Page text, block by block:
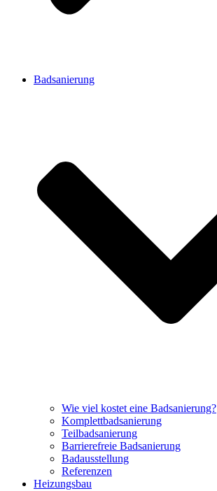
Badsanierung
Wie viel kostet eine Badsanierung?
Komplettbadsanierung
Teilbadsanierung
Barrierefreie Badsanierung
Badausstellung
Referenzen
Heizungsbau